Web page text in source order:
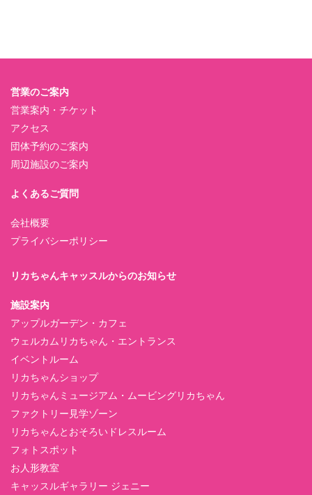
営業のご案内
営業案内・チケット
アクセス
団体予約のご案内
周辺施設のご案内
よくあるご質問
会社概要
プライバシーポリシー
リカちゃんキャッスルからのお知らせ
施設案内
アップルガーデン・カフェ
ウェルカムリカちゃん・エントランス
イベントルーム
リカちゃんショップ
リカちゃんミュージアム・ムービングリカちゃん
ファクトリー見学ゾーン
リカちゃんとおそろいドレスルーム
フォトスポット
お人形教室
キャッスルギャラリー ジェニー